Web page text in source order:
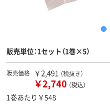
販売単位：1セット（1巻×5）
販売価格 ￥2,491 （税抜き）
￥2,740 （税込）
1巻あたり￥548